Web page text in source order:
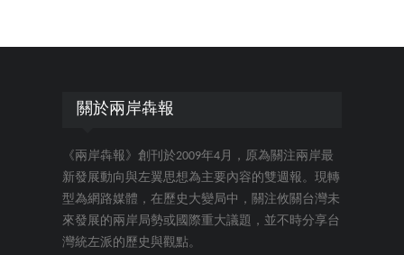
關於兩岸犇報
《兩岸犇報》創刊於2009年4月，原為關注兩岸最
新發展動向與左翼思想為主要內容的雙週報。現轉
型為網路媒體，在歷史大變局中，關注攸關台灣未
來發展的兩岸局勢或國際重大議題，並不時分享台
灣統左派的歷史與觀點。